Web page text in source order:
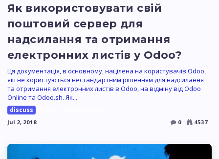
Як використовувати свій
поштовий сервер для
надсилання та отримання
електронних листів у Odoo?
Ця документація, в основному, націлена на користувачів Odoo,
які не користуються нестандартним рішенням для надсилання
та отримання електронних листів в Odoo, на відміну від Odoo
Online та Odoo.sh. Як...
discuss
Jul 2, 2018 0 4537